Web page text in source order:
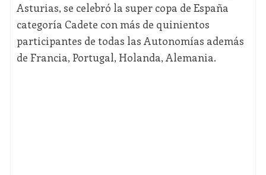
Asturias, se celebró la super copa de España
categoría Cadete con más de quinientos
participantes de todas las Autonomías además
de Francia, Portugal, Holanda, Alemania.